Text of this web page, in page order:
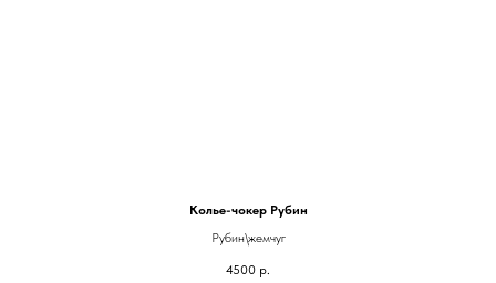
Колье-чокер Рубин
Рубин\жемчуг
4500 р.